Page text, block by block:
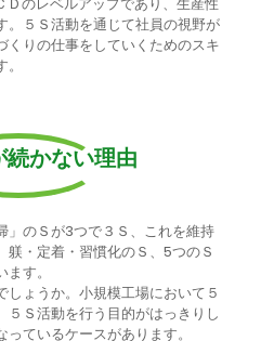
。５Ｓ活動を通じて社員の視野が
くりの仕事をしていくためのスキ
続かない理由
」のＳが3つで３Ｓ、これを維持
・定着・習慣化のＳ、5つのＳ
す。
しょうか。小規模工場において５
５Ｓ活動を行う目的がはっきりし
ているケースがあります。